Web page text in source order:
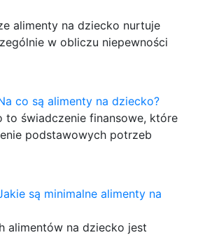
alimenty na dziecko nurtuje
w obliczu niepewności
co są alimenty na dziecko?
to świadczenie finansowe, które
podstawowych potrzeb
są minimalne alimenty na
alimentów na dziecko jest